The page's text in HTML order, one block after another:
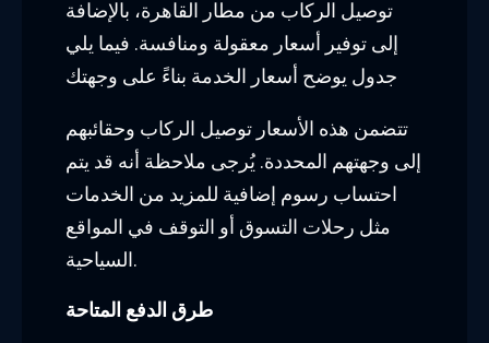
بواسطة النقد البنكي أو بطاقات الائتمان
الشائعة مثل فيزا وماستركارد.
مجال خدمة توصيل الركاب، ويعمل على توفير
تجربة مريحة وسلسة للمسافرين. لحجز خدمة
التوصيل من مطار القاهرة الدولي، يُرجى
الاتصال بشركة الرائد عبر الهاتف أو زيارة
مزايا خدمة توصيل الركاب من مطار القاهرة